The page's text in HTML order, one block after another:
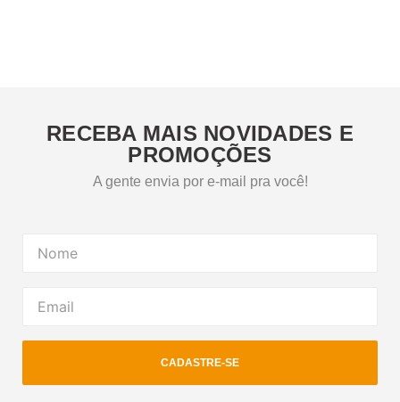
RECEBA MAIS NOVIDADES E
PROMOÇÕES
A gente envia por e-mail pra você!
CADASTRE-SE